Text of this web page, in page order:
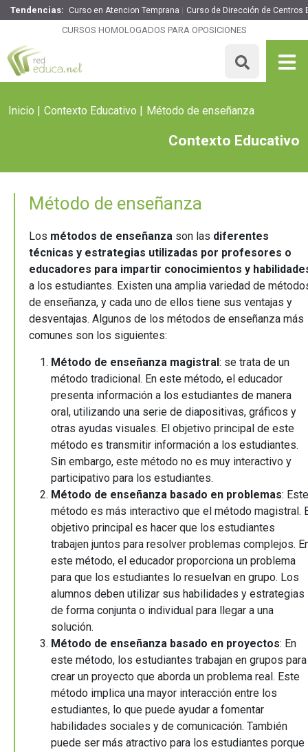
Tendencias: Curso en Atencion Temprana Curso de Dirección de Centros
CURSOS HOMOLOGADOS PARA OPOSICIONES
Inicio Contexto Educativo Método de enseñanza
Contexto Educativo
Método de enseñanza
Los métodos de enseñanza son las diferentes
técnicas y estrategias utilizadas por profesores o
educadores para impartir conocimientos y
a los estudiantes. Existen una amplia variedad de
de enseñanza, y cada uno de ellos tiene sus ventajas y
desventajas. Algunos de los métodos de enseñanza más
comunes son los siguientes:
Método de enseñanza magistral : se trata de un
método tradicional. En este método, el educador
presenta información a los estudiantes de manera
oral, utilizando una serie de diapositivas, gráficos y
otras ayudas visuales. El objetivo principal de este
método es transmitir información a los estudiantes.
Sin embargo, este método no es muy interactivo y
participativo para los estudiantes.
Método de enseñanza basado en problemas: Este
método es más interactivo que el método magistral.
objetivo principal es hacer que los estudiantes
trabajen juntos para resolver problemas complejos.
este método, el educador proporciona un problema
para que los estudiantes lo resuelvan en grupo. Los
alumnos deben utilizar sus habilidades y estrategias
de forma conjunta o individual para llegar a una
solución.
Método de enseñanza basado en proyectos: En
este método, los estudiantes trabajan en grupos para
crear un proyecto que aborda un problema real. Este
método implica una mayor interacción entre los
estudiantes, lo que puede ayudar a fomentar
habilidades sociales y de comunicación. También
puede ser más atractivo para los estudiantes porque